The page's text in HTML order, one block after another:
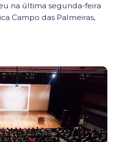
na última segunda-feira
Campo das Palmeiras,